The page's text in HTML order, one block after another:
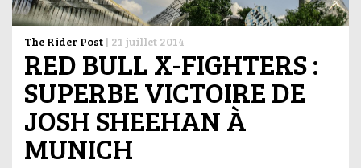
The Rider Post | 21 juillet 2014
RED BULL X-FIGHTERS :
SUPERBE VICTOIRE DE
JOSH SHEEHAN À
MUNICH